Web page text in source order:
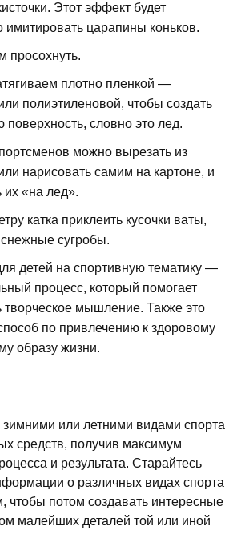
Этот эффект будет
имитировать царапины коньков.
просохнуть.
плотно пленкой —
полиэтиленовой, чтобы создать
поверхность, словно это лед.
можно вырезать из
нарисовать самим на картоне, и
их «на лед».
катка приклеить кусочки ваты,
сугробы.
детей на спортивную тематику —
процесс, который помогает
творческое мышление. Также это
по привлечению к здоровому
образу жизни.
зимними или летними видами спорта
средств, получив максимум
и результата. Старайтесь
о различных видах спорта
чтобы потом создавать интересные
малейших деталей той или иной